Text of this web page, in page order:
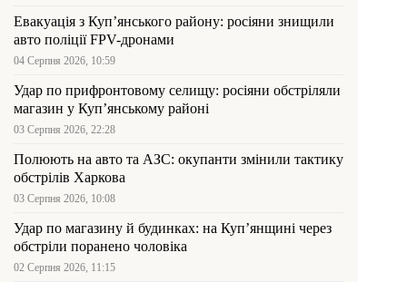
Евакуація з Куп’янського району: росіяни знищили
авто поліції FPV-дронами
04 Серпня 2026, 10:59
Удар по прифронтовому селищу: росіяни обстріляли
магазин у Куп’янському районі
03 Серпня 2026, 22:28
Полюють на авто та АЗС: окупанти змінили тактику
обстрілів Харкова
03 Серпня 2026, 10:08
Удар по магазину й будинках: на Куп’янщині через
обстріли поранено чоловіка
02 Серпня 2026, 11:15